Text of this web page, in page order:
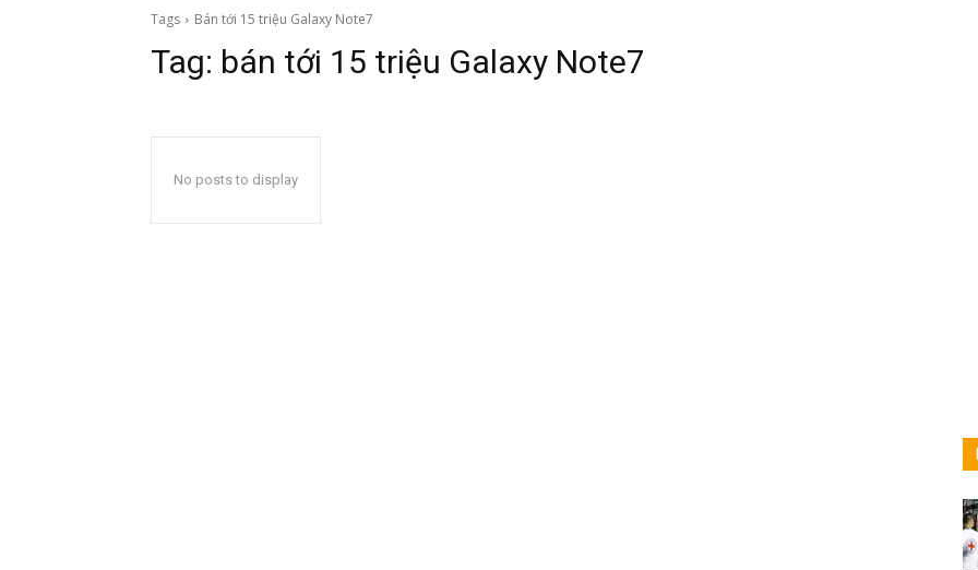
Tags Bán tới 15 triệu Galaxy Note7
Tag: bán tới 15 triệu Galaxy Note7
No posts to display